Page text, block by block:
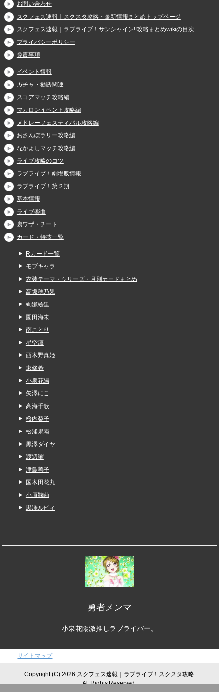
お問い合わせ
スクフェス速報｜スクスタ攻略・最新情報まとめトップページ
スクフェス速報｜ラブライブ！サンシャイン!!攻略まとめwikiの目次
プライバシーポリシー
免責事項
イベント情報
ガチャ・勧誘関連
スコアマッチ攻略編
マカロンイベント攻略編
メドレーフェスティバル攻略編
おさんぽラリー攻略編
なかよしマッチ攻略編
ライブ攻略のコツ
ラブライブ！劇場版情報
ラブライブ！第２期
基本情報
ライブ楽曲
裏ワザ・チート
カード・特技一覧
Rカード一覧
モブキャラ
衣装テーマ・シリーズ・月別カードまとめ
高坂穂乃果
絢瀬絵里
園田海未
南ことり
星空凛
西木野真姫
東條希
小泉花陽
矢澤にこ
高海千歌
桜内梨子
松浦果南
黒澤ダイヤ
渡辺曜
津島善子
国木田花丸
小原鞠莉
黒澤ルビィ
勇者メンマ
小泉花陽激推しラブライバー。
サイトマップ
Copyright (C) 2026 スクフェス速報｜ラブライブ！スクスタ攻略
All Rights Reserved.